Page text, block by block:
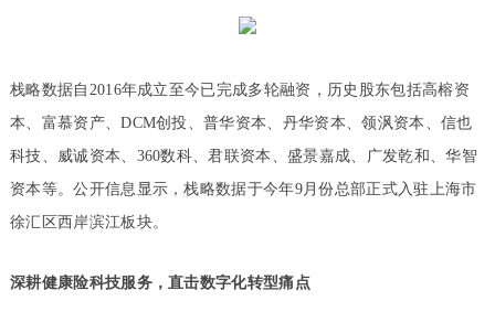
栈略数据自2016年成立至今已完成多轮融资，历史股东包括高榕资
本、富慕资产、DCM创投、普华资本、丹华资本、领沨资本、信也
科技、威诚资本、360数科、君联资本、盛景嘉成、广发乾和、华智
资本等。公开信息显示，栈略数据于今年9月份总部正式入驻上海市
徐汇区西岸滨江板块。
深耕健康险科技服务，直击数字化转型痛点